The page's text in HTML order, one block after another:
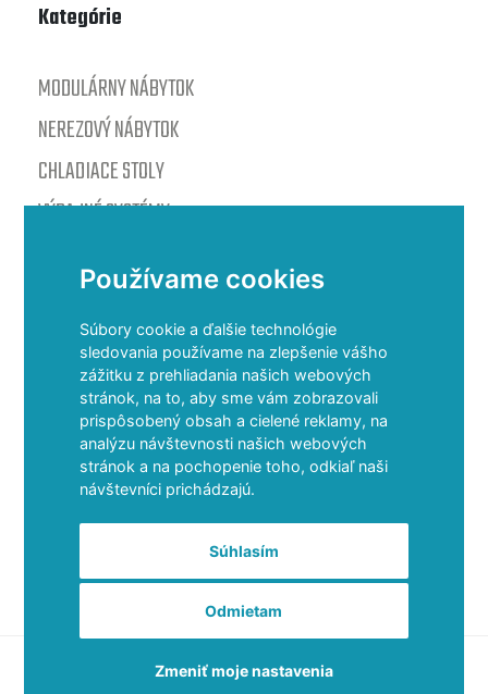
Používame cookies
Súbory cookie a ďalšie technológie
sledovania používame na zlepšenie vášho
zážitku z prehliadania našich webových
stránok, na to, aby sme vám zobrazovali
prispôsobený obsah a cielené reklamy, na
analýzu návštevnosti našich webových
stránok a na pochopenie toho, odkiaľ naši
návštevníci prichádzajú.
Súhlasím
Odmietam
Zmeniť moje nastavenia
Kategórie
MODULÁRNY NÁBYTOK
NEREZOVÝ NÁBYTOK
CHLADIACE STOLY
VÝDAJNÉ SYSTÉMY
ODSÁVAČE PÁR
OSTATNÉ PRODUKTY
TAXON, S.R.O.
HORNÁ STREDA 613
SLOVENSKÁ REPUBLIKA
TAXON, s.r.o. Všetky práva vyhradené 2026 /Obchodné podmienky